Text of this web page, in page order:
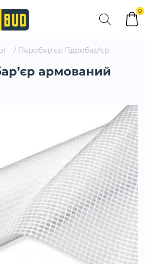
0
/ Паробар'єр Гідробар'єр
армований